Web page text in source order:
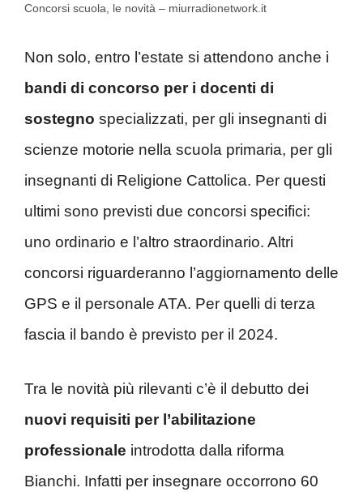
Concorsi scuola, le novità – miurradionetwork.it
Non solo, entro l’estate si attendono anche i
bandi di concorso per i docenti di
sostegno specializzati, per gli insegnanti di
scienze motorie nella scuola primaria, per gli
insegnanti di Religione Cattolica. Per questi
ultimi sono previsti due concorsi specifici:
uno ordinario e l’altro straordinario. Altri
concorsi riguarderanno l’aggiornamento delle
GPS e il personale ATA. Per quelli di terza
fascia il bando è previsto per il 2024.
Tra le novità più rilevanti c’è il debutto dei
nuovi requisiti per l’abilitazione
professionale introdotta dalla riforma
Bianchi. Infatti per insegnare occorrono 60